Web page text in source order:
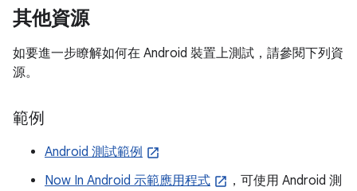
其他資源
如要進一步瞭解如何在 Android 裝置上測試，請參閱下列資
源。
範例
Android 測試範例
Now In Android 示範應用程式
，可使用 Android 測